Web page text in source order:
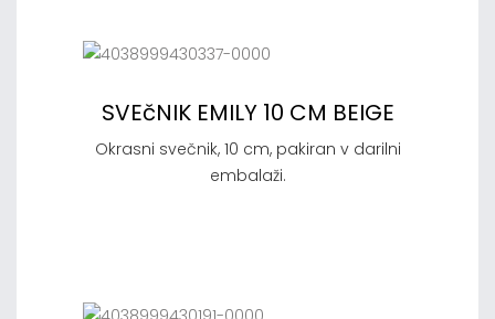
SVEčNIK EMILY 10 CM BEIGE
Okrasni svečnik, 10 cm, pakiran v darilni
embalaži.